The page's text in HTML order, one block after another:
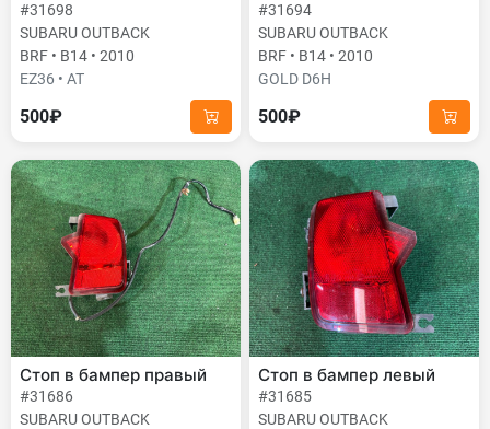
#31698
SUBARU OUTBACK
BRF • B14 • 2010
EZ36 • AT
500₽
#31694
SUBARU OUTBACK
BRF • B14 • 2010
GOLD D6H
500₽
Стоп в бампер правый
#31686
SUBARU OUTBACK
Стоп в бампер левый
#31685
SUBARU OUTBACK